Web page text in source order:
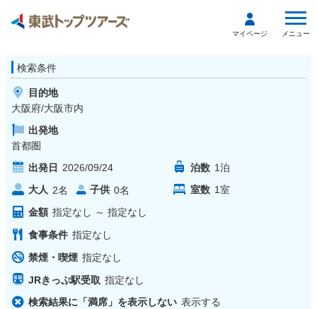
マイページ メニュー
検索条件
目的地
大阪府/大阪市内
出発地
首都圏
出発日 2026/09/24 泊数 1泊
大人 2名 子供 0名 室数 1室
金額 指定なし ～ 指定なし
食事条件 指定なし
禁煙・喫煙 指定なし
JRきっぷ駅受取 指定なし
検索結果に「満席」を表示しない 表示する